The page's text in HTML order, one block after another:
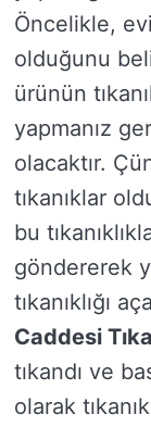
Öncelikle,
olduğunu
ürünün
yapmanız
olacaktır.
tıkanıklar
bu
göndererek
tıkanıklığı
Caddesi
tıkandı ve
olarak